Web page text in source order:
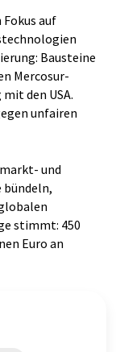
Fokus auf
Bausteine
Mercosur-
den USA.
unfairen
und
stimmt: 450
Euro an